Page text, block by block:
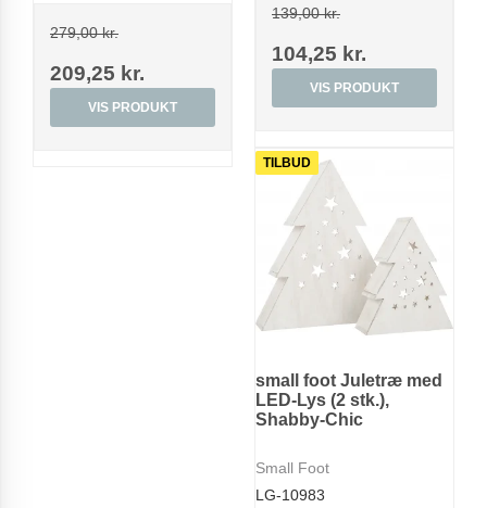
279,00 kr.
209,25 kr.
VIS PRODUKT
139,00 kr.
104,25 kr.
VIS PRODUKT
TILBUD
small foot Juletræ med
LED-Lys (2 stk.),
Shabby-Chic
Small Foot
LG-10983